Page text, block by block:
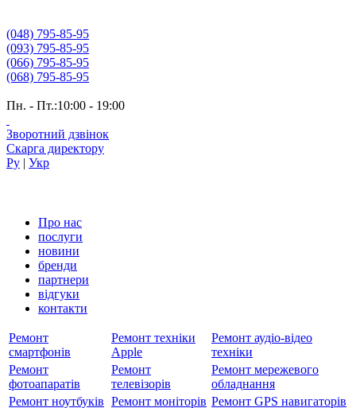
(048) 795-85-95
(093) 795-85-95
(066) 795-85-95
(068) 795-85-95
Пн. - Пт.:10:00 - 19:00
Зворотний дзвінок
Скарга директору
Ру | Укр
Про нас
послуги
новини
бренди
партнери
вiдгуки
контакти
Ремонт
смартфонів
Ремонт техніки
Apple
Ремонт аудіо-відео
техніки
Ремонт
фотоапаратів
Ремонт
телевізорів
Ремонт мережевого
обладнання
Ремонт ноутбуків Ремонт моніторів Ремонт GPS навигаторів